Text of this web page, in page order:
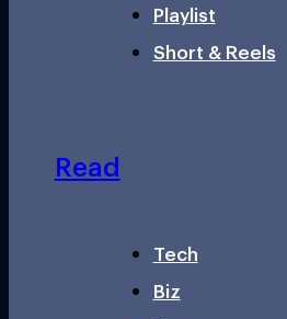
Playlist
Short & Reels
Read
Tech
Biz